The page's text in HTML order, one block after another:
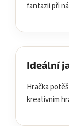
fantazii při
Ideální
Hračka
kreativním